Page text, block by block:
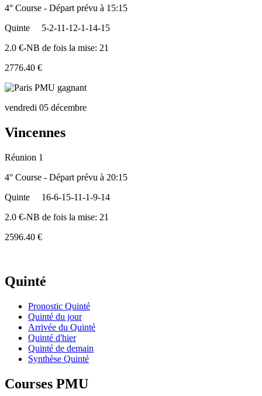
4° Course - Départ prévu à 15:15
Quinte
5-2-11-12-1-14-15
2.0 €-NB de fois la mise: 21
2776.40 €
vendredi 05 décembre
Vincennes
Réunion 1
4° Course - Départ prévu à 20:15
Quinte
16-6-15-11-1-9-14
2.0 €-NB de fois la mise: 21
2596.40 €
Quinté
Pronostic Quinté
Quinté du jour
Arrivée du Quinté
Quinté d'hier
Quinté de demain
Synthèse Quinté
Courses PMU